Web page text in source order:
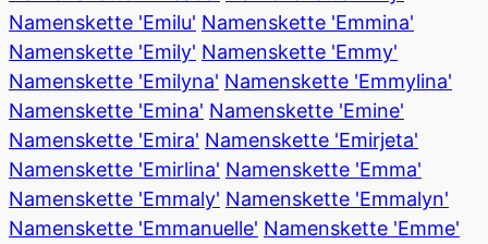
Namenskette 'Emilu' Namenskette 'Emmina'
Namenskette 'Emily' Namenskette 'Emmy'
Namenskette 'Emilyna' Namenskette 'Emmylina'
Namenskette 'Emina' Namenskette 'Emine'
Namenskette 'Emira' Namenskette 'Emirjeta'
Namenskette 'Emirlina' Namenskette 'Emma'
Namenskette 'Emmaly' Namenskette 'Emmalyn'
Namenskette 'Emmanuelle' Namenskette 'Emme'